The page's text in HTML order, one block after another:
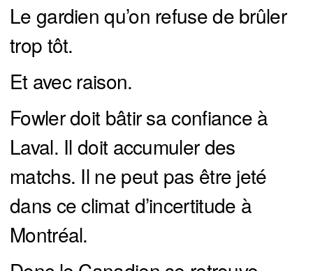
Le gardien qu’on refuse de brûler
trop tôt.
Et avec raison.
Fowler doit bâtir sa confiance à
Laval. Il doit accumuler des
matchs. Il ne peut pas être jeté
dans ce climat d’incertitude à
Montréal.